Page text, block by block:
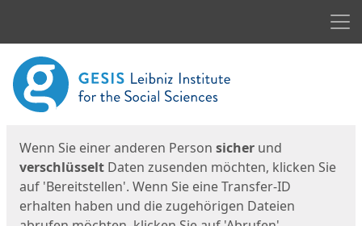
Start
Wenn Sie einer anderen Person sicher und
verschlüsselt Daten zusenden möchten, klicken Sie
auf 'Bereitstellen'. Wenn Sie eine Transfer-ID
erhalten haben und die zugehörigen Dateien